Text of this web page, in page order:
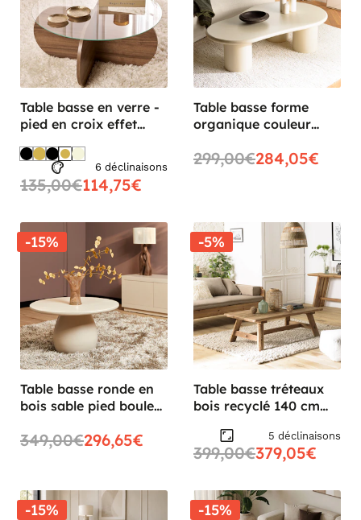
Table basse en verre -
pied en croix effet
6 déclinaisons
135,00€114,75€
Table basse forme
organique couleur
LINEA
299,00€284,05€
-15%
Table basse ronde en
bois sable pied boule
349,00€296,65€
-5%
Table basse tréteaux
bois recyclé 140 cm
5 déclinaisons
399,00€379,05€
-15% -15%